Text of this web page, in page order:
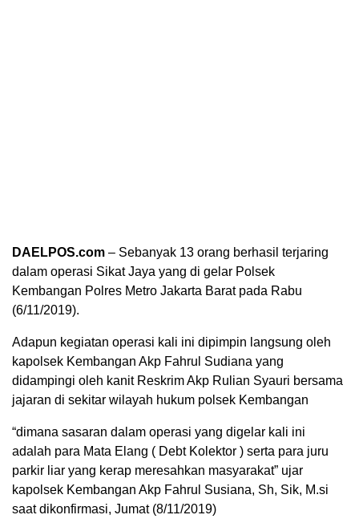
DAELPOS.com – Sebanyak 13 orang berhasil terjaring
dalam operasi Sikat Jaya yang di gelar Polsek
Kembangan Polres Metro Jakarta Barat pada Rabu
(6/11/2019).
Adapun kegiatan operasi kali ini dipimpin langsung oleh
kapolsek Kembangan Akp Fahrul Sudiana yang
didampingi oleh kanit Reskrim Akp Rulian Syauri bersama
jajaran di sekitar wilayah hukum polsek Kembangan
“dimana sasaran dalam operasi yang digelar kali ini
adalah para Mata Elang ( Debt Kolektor ) serta para juru
parkir liar yang kerap meresahkan masyarakat” ujar
kapolsek Kembangan Akp Fahrul Susiana, Sh, Sik, M.si
saat dikonfirmasi, Jumat (8/11/2019)